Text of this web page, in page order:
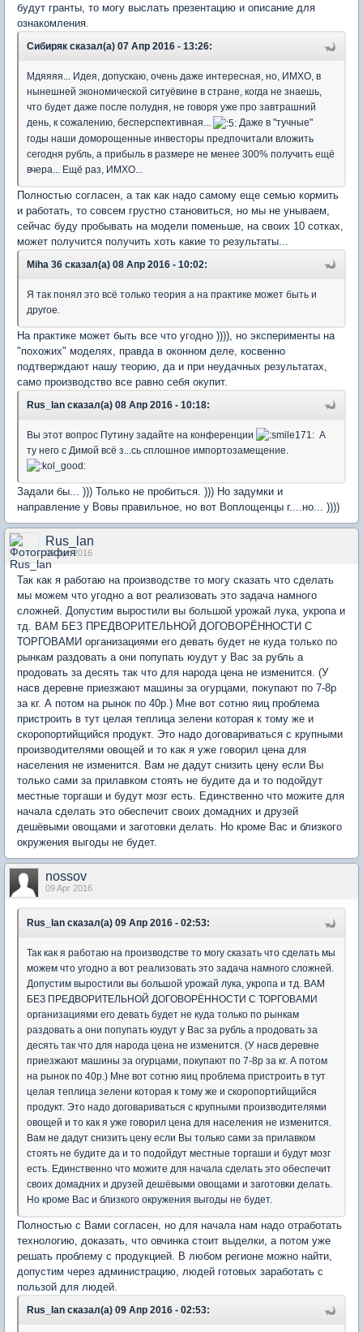
будут гранты, то могу выслать презентацию и описание для
ознакомления.
Сибиряк сказал(а) 07 Апр 2016 - 13:26:
Мдяяяя... Идея, допускаю, очень даже интересная, но, ИМХО, в
нынешней экономической ситуёвине в стране, когда не знаешь,
что будет даже после полудня, не говоря уже про завтрашний
день, к сожалению, бесперспективная...
Даже в "тучные"
годы наши доморощенные инвесторы предпочитали вложить
сегодня рубль, а прибыль в размере не менее 300% получить ещё
вчера... Ещё раз, ИМХО...
Полностью согласен, а так как надо самому еще семью кормить
и работать, то совсем грустно становиться, но мы не унываем,
сейчас буду пробывать на модели поменьше, на своих 10 сотках,
может получится получить хоть какие то результаты...
Miha 36 сказал(а) 08 Апр 2016 - 10:02:
Я так понял это всё только теория а на практике может быть и
другое.
На практике может быть все что угодно )))), но эксперименты на
"похожих" моделях, правда в оконном деле, косвенно
подтверждают нашу теорию, да и при неудачных результатах,
само производство все равно себя окупит.
Rus_lan сказал(а) 08 Апр 2016 - 10:18:
Вы этот вопрос Путину задайте на конференции
А
ту него с Димой всё з...сь сплошное импортозамещение.
Задали бы... ))) Только не пробиться. ))) Но задумки и
направление у Вовы правильное, но вот Воплощенцы г....но... ))))
Rus_lan
09 Apr 2016
Так как я работаю на производстве то могу сказать что сделать
мы можем что угодно а вот реализовать это задача намного
сложней. Допустим выростили вы большой урожай лука, укропа и
тд. ВАМ БЕЗ ПРЕДВОРИТЕЛЬНОЙ ДОГОВОРЁННОСТИ С
ТОРГОВАМИ организациями его девать будет не куда только по
рынкам раздовать а они попупать юудут у Вас за рубль а
продовать за десять так что для народа цена не изменится. (У
насв деревне приезжают машины за огурцами, покупают по 7-8р
за кг. А потом на рынок по 40р.) Мне вот сотню яиц проблема
пристроить в тут целая теплица зелени которая к тому же и
скоропортийщийся продукт. Это надо договариваться с крупными
производителями овощей и то как я уже говорил цена для
населения не изменится. Вам не дадут снизить цену если Вы
только сами за прилавком стоять не будите да и то подойдут
местные торгаши и будут мозг есть. Единственно что можите для
начала сделать это обеспечит своих домадних и друзей
дешёвыми овощами и заготовки делать. Но кроме Вас и близкого
окружения выгоды не будет.
nossov
09 Apr 2016
Rus_lan сказал(а) 09 Апр 2016 - 02:53:
Так как я работаю на производстве то могу сказать что сделать мы
можем что угодно а вот реализовать это задача намного сложней.
Допустим выростили вы большой урожай лука, укропа и тд. ВАМ
БЕЗ ПРЕДВОРИТЕЛЬНОЙ ДОГОВОРЁННОСТИ С ТОРГОВАМИ
организациями его девать будет не куда только по рынкам
раздовать а они попупать юудут у Вас за рубль а продовать за
десять так что для народа цена не изменится. (У насв деревне
приезжают машины за огурцами, покупают по 7-8р за кг. А потом
на рынок по 40р.) Мне вот сотню яиц проблема пристроить в тут
целая теплица зелени которая к тому же и скоропортийщийся
продукт. Это надо договариваться с крупными производителями
овощей и то как я уже говорил цена для населения не изменится.
Вам не дадут снизить цену если Вы только сами за прилавком
стоять не будите да и то подойдут местные торгаши и будут мозг
есть. Единственно что можите для начала сделать это обеспечит
своих домадних и друзей дешёвыми овощами и заготовки делать.
Но кроме Вас и близкого окружения выгоды не будет.
Полностью с Вами согласен, но для начала нам надо отработать
технологию, доказать, что овчинка стоит выделки, а потом уже
решать проблему с продукцией. В любом регионе можно найти,
допустим через администрацию, людей готовых заработать с
пользой для людей.
Rus_lan сказал(а) 09 Апр 2016 - 02:53: